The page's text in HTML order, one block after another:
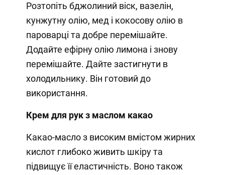
Розтопіть бджолиний віск, вазелін,
кунжутну олію, мед і кокосову олію в
пароварці та добре перемішайте.
Додайте ефірну олію лимона і знову
перемішайте. Дайте застигнути в
холодильнику. Він готовий до
використання.
Крем для рук з маслом какао
Какао-масло з високим вмістом жирних
кислот глибоко живить шкіру та
підвищує її еластичність. Воно також